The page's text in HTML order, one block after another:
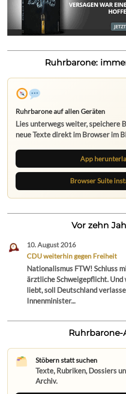
Ruhrbarone:
Ruhrbarone auf allen Geräten
Lies unterwegs weiter, speichere
neue Texte direkt im Browser im
App
Browser Suite
Vor zehn
10. August 2016
CDU weiterhin gegen Freiheit
Nationalismus FTW! Schluss
ärztliche Schweigepflicht.
liebt, soll Deutschland
Innenminister...
Ruhrbarone-
Stöbern statt suchen
Texte, Rubriken, Dossiers
Archiv.